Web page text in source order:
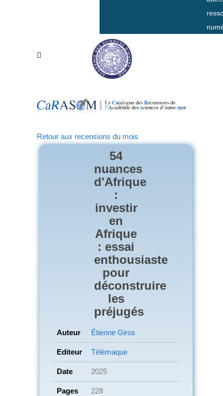
Retour aux recensions du mois
54
nuances
d'Afrique
:
investir
en
Afrique
: essai
enthousiaste
pour
déconstruire
les
préjugés
Auteur Étienne Giros
Editeur Télémaque
Date 2025
Pages 228